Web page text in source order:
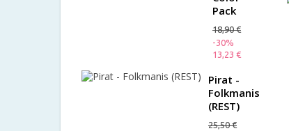
Pack
18,90 €
-30%
13,23 €
Pirat -
Folkmanis
(REST)
25,50 €